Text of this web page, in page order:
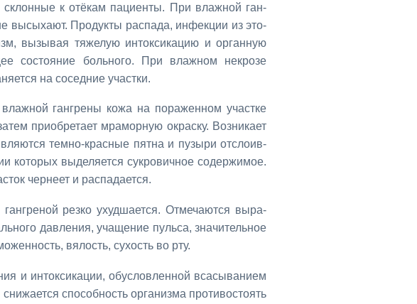
к отё­кам па­ци­ен­ты. При влаж­ной ган­
вы­сы­ха­ют. Про­дук­ты рас­па­да, ин­фек­ции из это­
вы­зы­вая тя­же­лую ин­ток­си­ка­цию и ор­ган­ную
со­сто­я­ние боль­но­го. При влаж­ном некро­зе
на со­сед­ние участ­ки.
ган­гре­ны ко­жа на по­ра­жен­ном участ­ке
при­об­ре­та­ет мра­мор­ную окрас­ку. Воз­ни­ка­ет
тем­но-крас­ные пят­на и пу­зы­ри от­сло­ив­
ко­то­рых вы­де­ля­ет­ся су­кро­вич­ное со­дер­жи­мое.
чер­не­ет и рас­па­да­ет­ся.
рез­ко ухуд­ша­ет­ся. От­ме­ча­ют­ся вы­ра­
дав­ле­ния, уча­ще­ние пуль­са, зна­чи­тель­ное
вя­лость, су­хость во рту.
и ин­ток­си­ка­ции, обу­слов­лен­ной вса­сы­ва­ни­ем
спо­соб­ность ор­га­низ­ма про­ти­во­сто­ять